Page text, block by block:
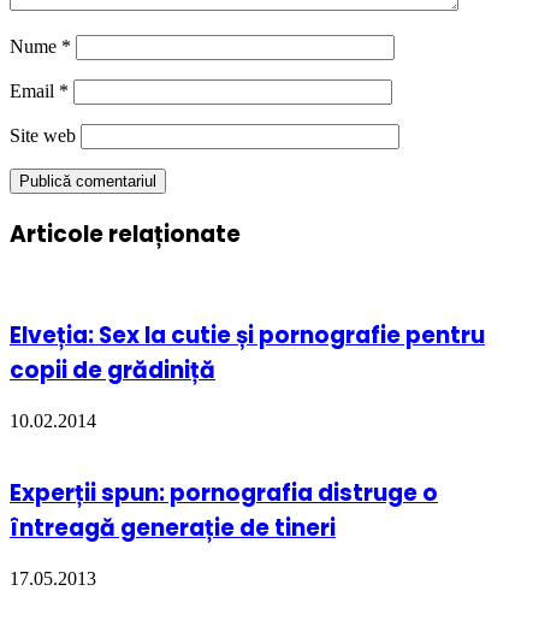
Nume *
Email *
Site web
Articole relaționate
Elveția: Sex la cutie și pornografie pentru
copii de grădiniță
10.02.2014
Experții spun: pornografia distruge o
întreagă generație de tineri
17.05.2013